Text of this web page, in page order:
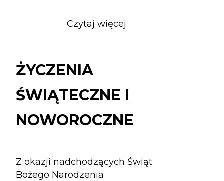
Czytaj więcej
ŻYCZENIA
ŚWIĄTECZNE I
NOWOROCZNE
Z okazji nadchodzących Świąt
Bożego Narodzenia